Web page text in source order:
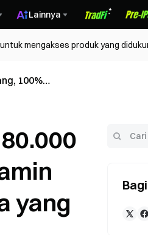
Lainnya
mengakses produk yang
100%
yang